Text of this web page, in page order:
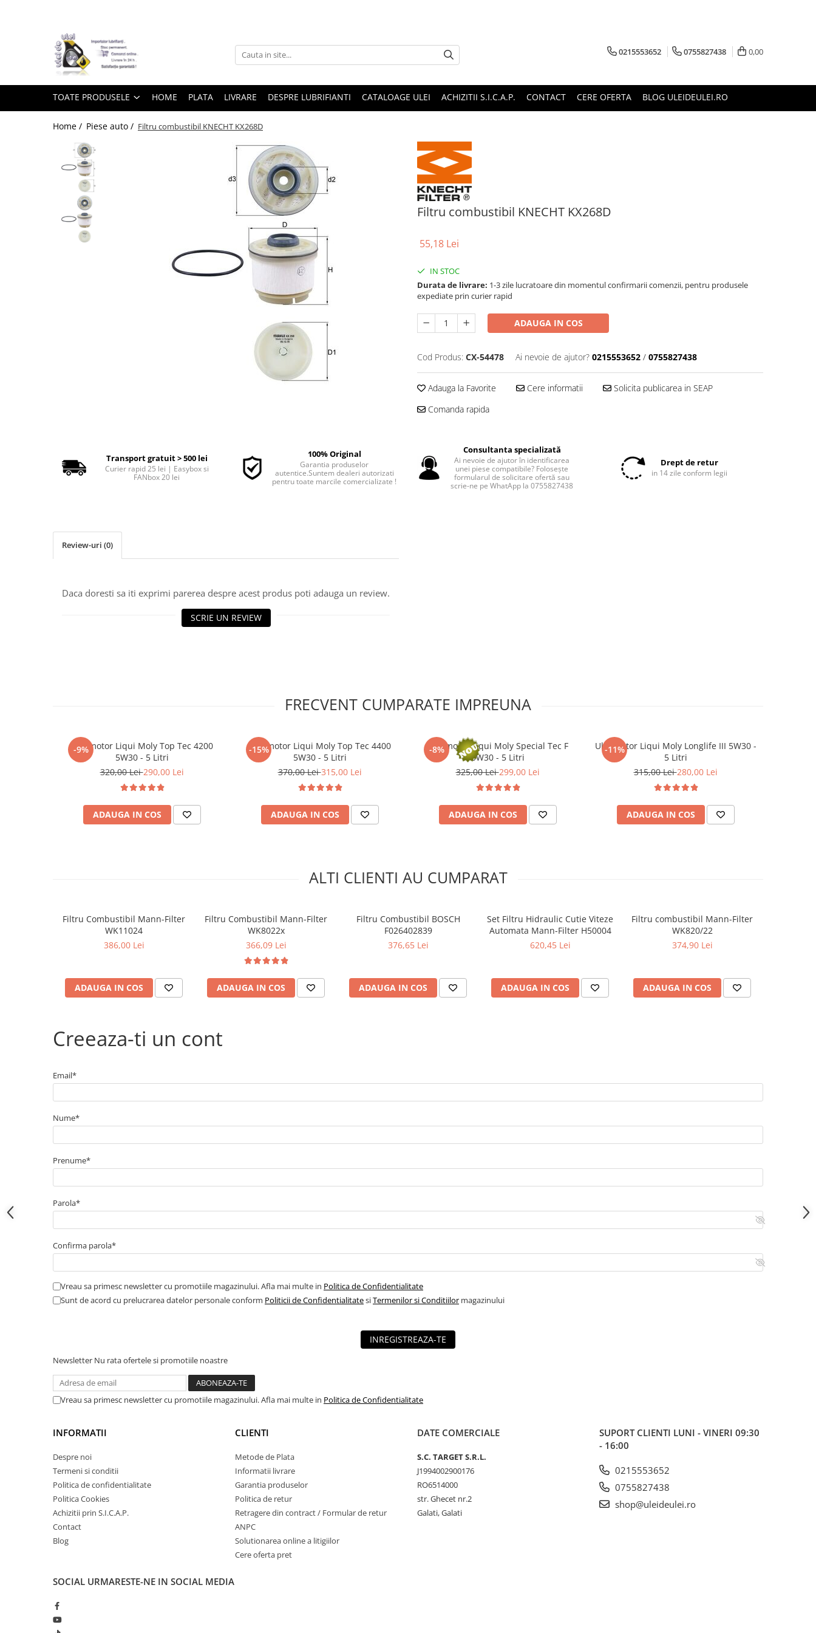
Toate Produsele
► Detailing si cosmetica
Curatare si intretinere piele
Plastice interioare
Intretinere exterior
Curatare geamuri auto
Intretinere barci
■ Filtre agent racire
Tamburi frana
Suport etrier
Kit distributie
Kit lant distributie
Pompa apa
Transmisie
Curea transmisie
Busoane/inele etansare
Directie/stabilizare
Bielete antiruliu
Amortizor capota
Amortizor portbagaj/hayon
► Accesorii auto
■ Huse scaune auto
■ Tavite auto portbagaj
■ Becuri auto
■ Accesorii auto interior
■ Accesorii auto exterior
0215553652 0755827438 0,00
TOATE PRODUSELE HOME PLATA LIVRARE DESPRE LUBRIFIANTI CATALOAGE ULEI ACHIZITII S.I.C.A.P. CONTACT CERE OFERTA BLOG ULEIDEULEI.RO
Home / Piese auto / Filtru combustibil KNECHT KX268D
Filtru combustibil KNECHT KX268D
55,18 Lei
IN STOC
Durata de livrare: 1-3 zile lucratoare din momentul confirmarii comenzii, pentru produsele
expediate prin curier rapid
ADAUGA IN COS
Cod Produs: CX-54478 Ai nevoie de ajutor? 0215553652 / 0755827438
Adauga la Favorite Cere informatii
Solicita publicarea in SEAP
Comanda rapida
Transport gratuit > 500 lei
Curier rapid 25 lei | Easybox si
FANbox 20 lei
100% Original
Garantia produselor
autentice.Suntem dealeri autorizati
pentru toate marcile comercializate !
Consultanta specializată
Ai nevoie de ajutor în identificarea
unei piese compatibile? Folosește
formularul de solicitare ofertă sau
scrie-ne pe WhatApp la 0755827438
Drept de retur
in 14 zile conform legii
Review-uri (0)
Daca doresti sa iti exprimi parerea despre acest produs poti adauga un review.
SCRIE UN REVIEW
FRECVENT CUMPARATE IMPREUNA
-9%
Ulei motor Liqui Moly Top Tec 4200
5W30 - 5 Litri
320,00 Lei290,00 Lei
ADAUGA IN COS
-15%
Ulei motor Liqui Moly Top Tec 4400
5W30 - 5 Litri
370,00 Lei315,00 Lei
ADAUGA IN COS
-8%
Ulei motor Liqui Moly Special Tec F
0W30 - 5 Litri
325,00 Lei299,00 Lei
ADAUGA IN COS
-11%
Ulei motor Liqui Moly Longlife III 5W30 -
5 Litri
315,00 Lei280,00 Lei
ADAUGA IN COS
ALTI CLIENTI AU CUMPARAT
Filtru Combustibil Mann-Filter
WK11024
386,00 Lei
ADAUGA IN COS
Filtru Combustibil Mann-Filter
WK8022x
366,09 Lei
ADAUGA IN COS
Filtru Combustibil BOSCH
F026402839
376,65 Lei
ADAUGA IN COS
Set Filtru Hidraulic Cutie Viteze
Automata Mann-Filter H50004
620,45 Lei
ADAUGA IN COS
Filtru combustibil Mann-Filter
WK820/22
374,90 Lei
ADAUGA IN COS
Creeaza-ti un cont
Email*
Nume*
Prenume*
Parola*
Confirma parola*
Vreau sa primesc newsletter cu promotiile magazinului. Afla mai multe in Politica de Confidentialitate
Sunt de acord cu prelucrarea datelor personale conform Politicii de ConfidentialitatesiTermenilor si Conditiilor magazinului
INREGISTREAZA-TE
Newsletter Nu rata ofertele si promotiile noastre
Vreau sa primesc newsletter cu promotiile magazinului. Afla mai multe in Politica de Confidentialitate
INFORMATII
Despre noi
Termeni si conditii
Politica de confidentialitate
Politica Cookies
Achizitii prin S.I.C.A.P.
Contact
Blog
CLIENTI
Metode de Plata
Informatii livrare
Garantia produselor
Politica de retur
Retragere din contract / Formular de retur
ANPC
Solutionarea online a litigiilor
Cere oferta pret
DATE COMERCIALE
S.C. TARGET S.R.L.
J1994002900176
RO6514000
str. Ghecet nr.2
Galati, Galati
SUPORT CLIENTI LUNI - VINERI 09:30
- 16:00
0215553652
0755827438
shop@uleideulei.ro
SOCIAL URMARESTE-NE IN SOCIAL MEDIA